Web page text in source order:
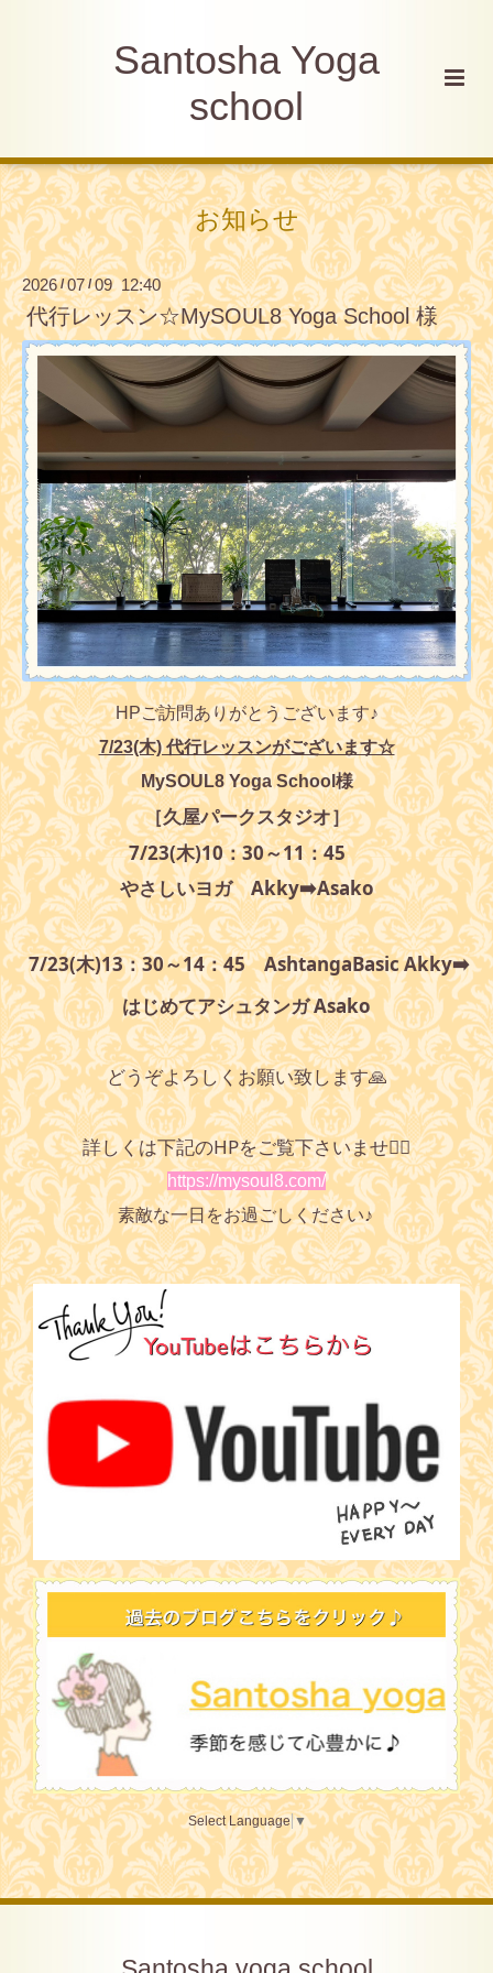
Santosha Yoga
school
お知らせ
2026/07/09 12:40
代行レッスン☆MySOUL8 Yoga School 様
HPご訪問ありがとうございます♪
7/23(木) 代行レッスンがございます☆
MySOUL8 Yoga School様
［久屋パークスタジオ］
7/23(木)10：30～11：45
やさしいヨガ Akky➡️Asako
7/23(木)13：30～14：45 AshtangaBasic Akky➡️
はじめてアシュタンガ Asako
どうぞよろしくお願い致します🙏
詳しくは下記のHPをご覧下さいませ🧘‍♂️
https://mysoul8.com/
素敵な一日をお過ごしください♪
Select Language ▼